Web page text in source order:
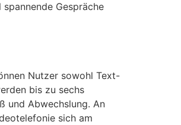
Gespräche
Nutzer sowohl Text-
bis zu sechs
und Abwechslung. An
sich am